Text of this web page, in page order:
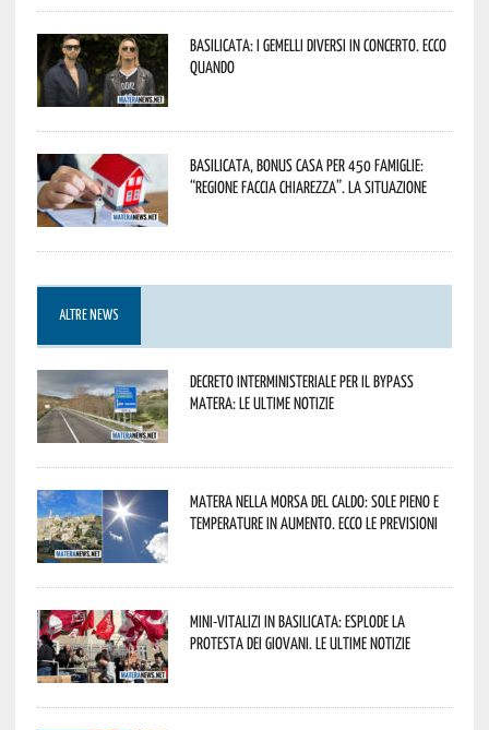
Basilicata: i Gemelli DiVersi in concerto. Ecco
quando
Basilicata, Bonus casa per 450 famiglie:
“Regione faccia chiarezza”. La situazione
ALTRE NEWS
Decreto interministeriale per il Bypass
Matera: le ultime notizie
Matera nella morsa del caldo: sole pieno e
temperature in aumento. Ecco le previsioni
Mini-vitalizi in Basilicata: esplode la
protesta dei giovani. Le ultime notizie